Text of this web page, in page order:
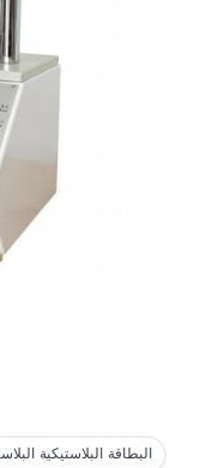
البطاقة البلاستيكية